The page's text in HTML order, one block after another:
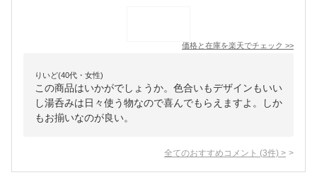
価格と在庫を楽天でチェック >>
りいど(40代・女性)
この商品はいかがでしょうか。色合いもデザインもいい
し湯呑みは日々使う物なので喜んでもらえますよ。しか
もお揃いなのが良い。
全てのおすすめコメント (3件) >